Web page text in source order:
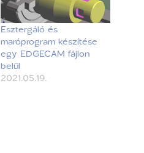
Esztergáló és
maróprogram készítése
egy EDGECAM fájlon
belül
2021.05.19.